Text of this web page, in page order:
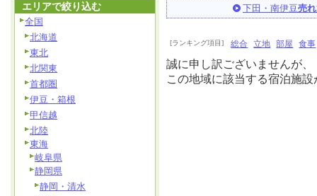
下田・南伊豆売
[ランキング項目] 総合 立地 部屋 食事
誠に申し訳ございませんが、
この地域に該当する宿泊施
エリアで絞り込む
全国
北海道
東北
北関東
首都圏
伊豆・箱根
甲信越
北陸
東海
岐阜県
静岡県
静岡・清水